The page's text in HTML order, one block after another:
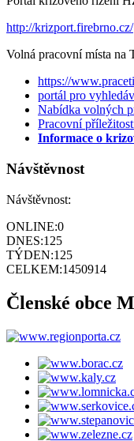
http://krizport.firebrno.cz/
Volná pracovní místa na
https://
portál pro
Nabídka volných
Pracovní
Informace o
Návštěvnost
Návštěvnost:
ONLINE:0
DNES:125
TÝDEN:125
CELKEM:1450914
Členské obce